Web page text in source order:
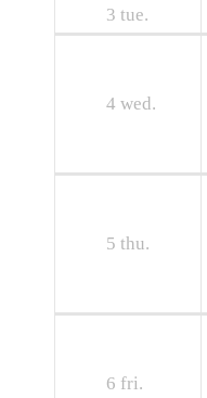
3 tue.
4 wed.
5 thu.
6 fri.